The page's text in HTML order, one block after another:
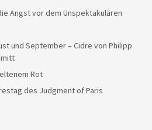
Angst vor dem Unspektakulären
und September – Cidre von Philipp
Rot
des Judgment of Paris